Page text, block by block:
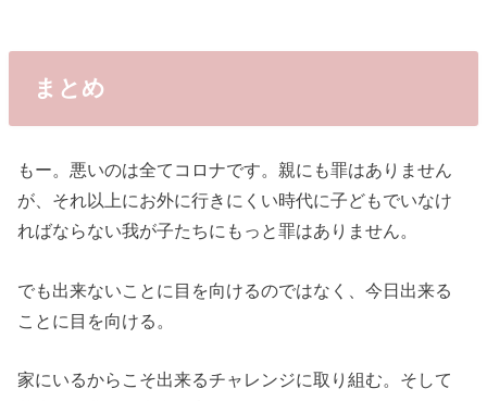
まとめ
もー。悪いのは全てコロナです。親にも罪はありません
が、それ以上にお外に行きにくい時代に子どもでいなけ
ればならない我が子たちにもっと罪はありません。
でも出来ないことに目を向けるのではなく、今日出来る
ことに目を向ける。
家にいるからこそ出来るチャレンジに取り組む。そして